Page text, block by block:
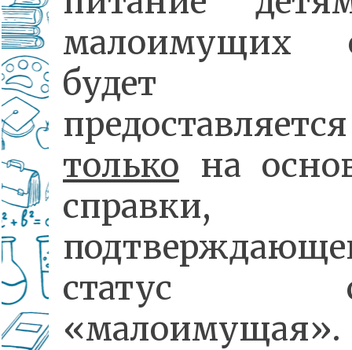
малоимущих
будет
предоставляется
только на
справки,
статус
«малоимущая».